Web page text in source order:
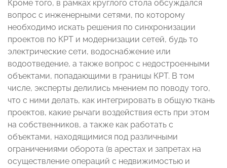
Кроме того, в рамках круглого стола обсуждался
вопрос с инженерными сетями, по которому
необходимо искать решения по синхронизации
проектов по КРТ и модернизации сетей, будь то
электрические сети, водоснабжение или
водоотведение, а также вопрос с недостроенными
объектами, попадающими в границы КРТ. В том
числе, эксперты делились мнением по поводу того,
что с ними делать, как интегрировать в общую ткань
проектов, какие рычаги воздействия есть при этом
на собственников, а также как работать с
объектами, находящимися под различными
ограничениями оборота (в арестах и запретах на
осуществление операций с недвижимостью и